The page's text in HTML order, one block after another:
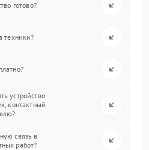
готово?
техники?
устройство
контактный
связь в
работ?